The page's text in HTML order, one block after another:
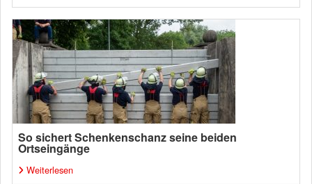
So sichert Schenkenschanz seine beiden
Ortseingänge
Weiterlesen